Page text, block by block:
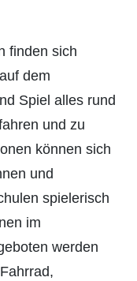
finden sich
dem
Spiel alles rund
und zu
können sich
und
spielerisch
im
werden